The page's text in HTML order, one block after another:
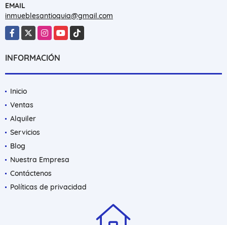
EMAIL
inmueblesantioquia@gmail.com
Facebook
X InstagramYouTubeTikTok
INFORMACIÓN
Inicio
Ventas
Alquiler
Servicios
Blog
Nuestra Empresa
Contáctenos
Políticas de privacidad